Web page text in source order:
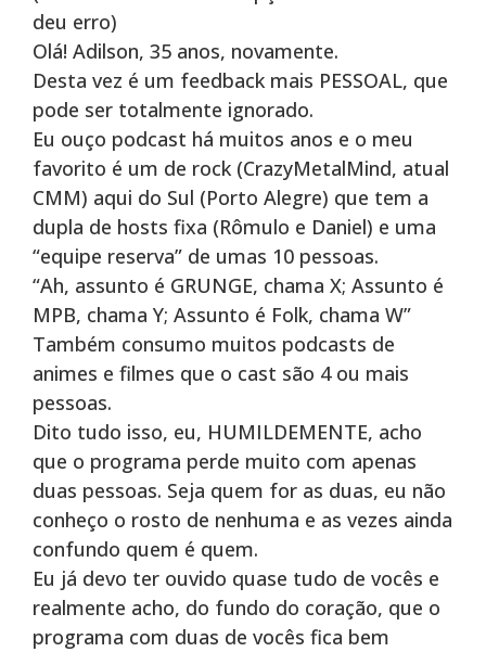
deu erro)
Olá! Adilson, 35 anos, novamente.
Desta vez é um feedback mais PESSOAL, que
pode ser totalmente ignorado.
Eu ouço podcast há muitos anos e o meu
favorito é um de rock (CrazyMetalMind, atual
CMM) aqui do Sul (Porto Alegre) que tem a
dupla de hosts fixa (Rômulo e Daniel) e uma
“equipe reserva” de umas 10 pessoas.
“Ah, assunto é GRUNGE, chama X; Assunto é
MPB, chama Y; Assunto é Folk, chama W”
Também consumo muitos podcasts de
animes e filmes que o cast são 4 ou mais
pessoas.
Dito tudo isso, eu, HUMILDEMENTE, acho
que o programa perde muito com apenas
duas pessoas. Seja quem for as duas, eu não
conheço o rosto de nenhuma e as vezes ainda
confundo quem é quem.
Eu já devo ter ouvido quase tudo de vocês e
realmente acho, do fundo do coração, que o
programa com duas de vocês fica bem